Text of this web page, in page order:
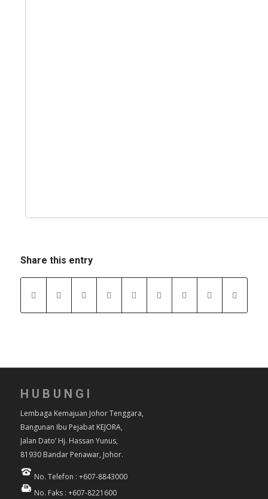
Share this entry
HUBUNGI
Lembaga Kemajuan Johor Tenggara,
Bangunan Ibu Pejabat KEJORA,
Jalan Dato’ Hj. Hassan Yunus,
81930 Bandar Penawar, Johor.
No. Telefon : +607-8843000
No. Faks : +607-8221600